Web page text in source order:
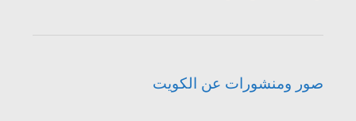
صور ومنشورات عن الكويت